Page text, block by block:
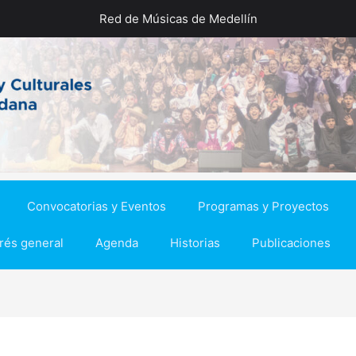
Red de Músicas de Medellín
Convocatorias y Eventos Programas y Proyectos
general Agenda Historias Publicaciones